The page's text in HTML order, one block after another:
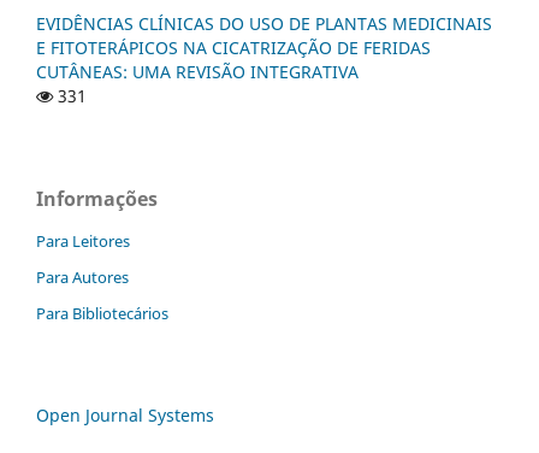
EVIDÊNCIAS CLÍNICAS DO USO DE PLANTAS MEDICINAIS
E FITOTERÁPICOS NA CICATRIZAÇÃO DE FERIDAS
CUTÂNEAS: UMA REVISÃO INTEGRATIVA
331
Informações
Para Leitores
Para Autores
Para Bibliotecários
Open Journal Systems